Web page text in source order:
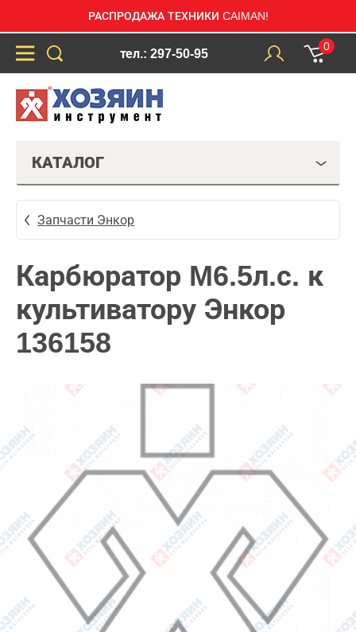
РАСПРОДАЖА ТЕХНИКИ CAIMAN!
тел.: 297-50-95
0
КАТАЛОГ
Запчасти Энкор
Карбюратор M6.5л.с. к
культиватору Энкор
136158